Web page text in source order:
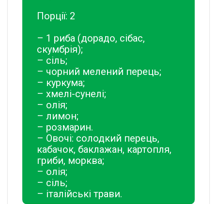
Порції: 2
– 1 риба (дорадо, сібас,
скумбрія);
– сіль;
– чорний мелений перець;
– куркума;
– хмелі-сунелі;
– олія;
– лимон;
– розмарин.
– Овочі: солодкий перець,
кабачок, баклажан, картопля,
гриби, морква;
– олія;
– сіль;
– італійські трави.